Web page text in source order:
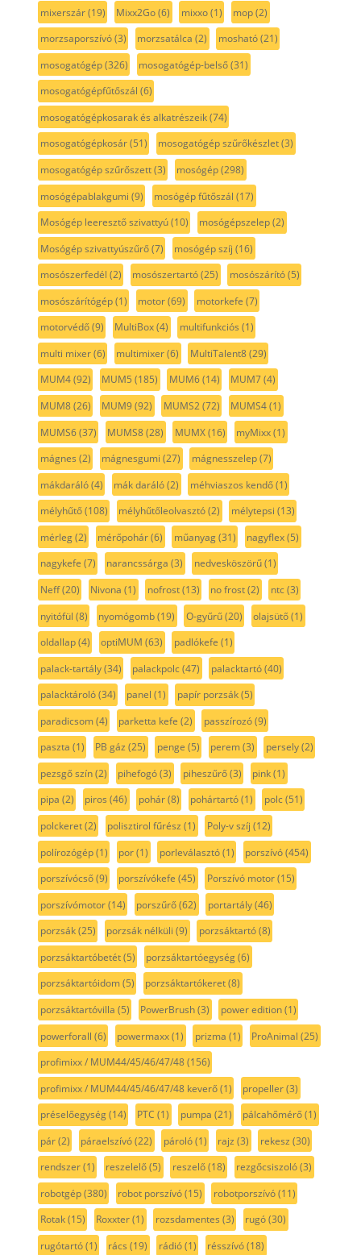
mixerszár(19) Mixx2Go(6) mixxo(1) mop(2)
morzsaporszívó(3) morzsatálca (2) mosható(21)
mosogatógép(326) mosogatógép-belső(31)
mosogatógépfűtőszál (6)
mosogatógépkosarak és alkatrészeik(74)
mosogatógépkosár(51) mosogatógép szűrőkészlet(3)
mosogatógép szűrőszett(3) mosógép(298)
mosógépablakgumi (9) mosógép fűtőszál (17)
Mosógép leeresztő szivattyú(10) mosógépszelep(2)
Mosógép szivattyúszűrő(7) mosógép szíj (16)
mosószerfedél (2) mosószertartó(25) mosószárító(5)
mosószárítógép(1) motor(69) motorkefe (7)
motorvédő(9) MultiBox(4) multifunkciós (1)
multi mixer(6) multimixer(6) MultiTalent8(29)
MUM4(92) MUM5 (185) MUM6(14) MUM7(4)
MUM8(26) MUM9(92) MUMS2(72) MUMS4(1)
MUMS6(37) MUMS8(28) MUMX(16) myMixx(1)
mágnes (2) mágnesgumi (27) mágnesszelep(7)
mákdaráló(4) mák daráló(2) méhviaszos kendő(1)
mélyhűtő(108) mélyhűtőleolvasztó(2) mélytepsi (13)
mérleg(2) mérőpohár(6) műanyag(31) nagyflex(5)
nagykefe (7) narancssárga (3) nedvesköszörű(1)
Neff(20) Nivona (1) nofrost(13) no frost(2) ntc(3)
nyitófül (8) nyomógomb(19) O-gyűrű(20) olajsütő(1)
oldallap(4) optiMUM (63) padlókefe (1)
palack-tartály(34) palackpolc(47) palacktartó(40)
palacktároló(34) panel (1) papír porzsák(5)
paradicsom(4) parketta kefe (2) passzírozó(9)
paszta (1) PB gáz (25) penge (5) perem(3) persely(2)
pezsgő szín(2) pihefogó(3) piheszűrő(3) pink(1)
pipa (2) piros (46) pohár(8) pohártartó(1) polc(51)
polckeret(2) polisztirol fűrész (1) Poly-v szíj (12)
polírozógép(1) por(1) porleválasztó(1) porszívó(454)
porszívócső(9) porszívókefe (45) Porszívó motor(15)
porszívómotor(14) porszűrő(62) portartály(46)
porzsák(25) porzsák nélküli (9) porzsáktartó(8)
porzsáktartóbetét(5) porzsáktartóegység(6)
porzsáktartóidom(5) porzsáktartókeret(8)
porzsáktartóvilla (5) PowerBrush(3) power edition(1)
powerforall (6) powermaxx(1) prizma (1) ProAnimal (25)
profimixx / MUM44/45/46/47/48(156)
profimixx / MUM44/45/46/47/48 keverő(1) propeller(3)
préselőegység(14) PTC (1) pumpa (21) pálcahőmérő(1)
pár(2) páraelszívó(22) pároló(1) rajz (3) rekesz (30)
rendszer(1) reszelelő(5) reszelő(18) rezgőcsiszoló(3)
robotgép(380) robot porszívó(15) robotporszívó(11)
Rotak(15) Roxxter(1) rozsdamentes (3) rugó(30)
rugótartó(1) rács (19) rádió(1) résszívó(18)